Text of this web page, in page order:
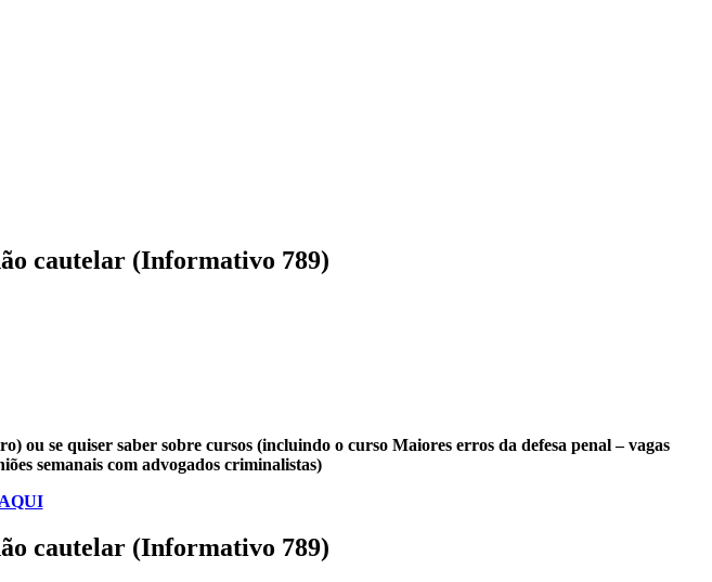
cautelar (Informativo 789)
se quiser saber sobre cursos (incluindo o curso Maiores erros da defesa penal – vagas
semanais com advogados criminalistas)
cautelar (Informativo 789)